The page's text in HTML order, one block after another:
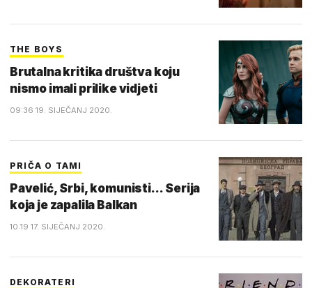
THE BOYS
Brutalna kritika društva koju
nismo imali prilike vidjeti
09:36 19. SIJEČANJ 2020.
PRIČA O TAMI
Pavelić, Srbi, komunisti... Serija
koja je zapalila Balkan
10:19 17. SIJEČANJ 2020.
DEKORATERI